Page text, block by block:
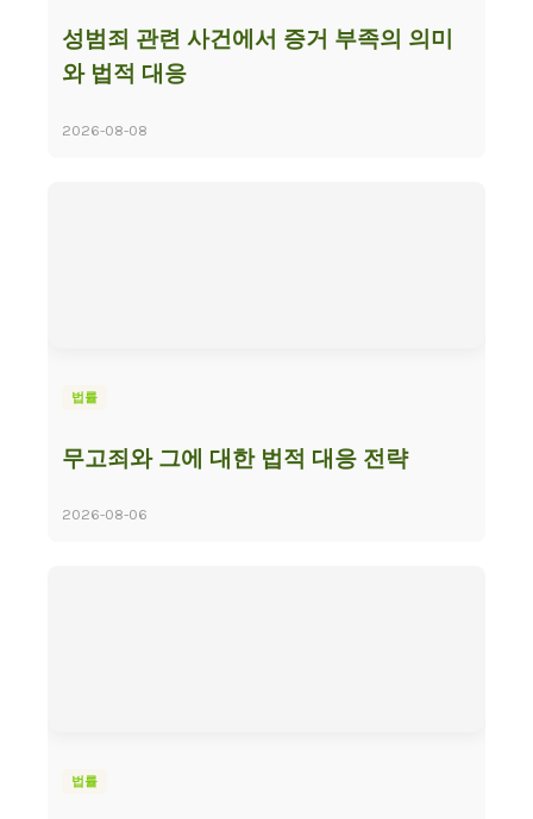
성범죄 관련 사건에서 증거 부족의 의미
와 법적 대응
2026-08-08
법률
무고죄와 그에 대한 법적 대응 전략
2026-08-06
법률